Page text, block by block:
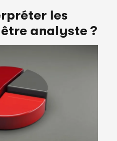
les
analyste ?